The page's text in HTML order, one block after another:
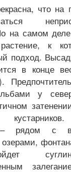
что на
на самом
к
подход.
в конце
у
– рядом с